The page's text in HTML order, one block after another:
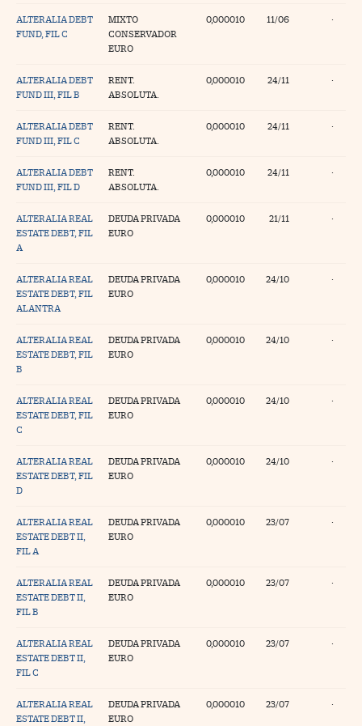
ALTERALIA DEBT
FUND, FIL C
MIXTO
CONSERVADOR
EURO
0,000010 11/06 ·
ALTERALIA DEBT
FUND III, FIL B
RENT.
ABSOLUTA.
0,000010 24/11 ·
ALTERALIA DEBT
FUND III, FIL C
RENT.
ABSOLUTA.
0,000010 24/11 ·
ALTERALIA DEBT
FUND III, FIL D
RENT.
ABSOLUTA.
0,000010 24/11 ·
ALTERALIA REAL
ESTATE DEBT, FIL
A
DEUDA PRIVADA
EURO
0,000010 21/11 ·
ALTERALIA REAL
ESTATE DEBT, FIL
ALANTRA
DEUDA PRIVADA
EURO
0,000010 24/10 ·
ALTERALIA REAL
ESTATE DEBT, FIL
B
DEUDA PRIVADA
EURO
0,000010 24/10 ·
ALTERALIA REAL
ESTATE DEBT, FIL
C
DEUDA PRIVADA
EURO
0,000010 24/10 ·
ALTERALIA REAL
ESTATE DEBT, FIL
D
DEUDA PRIVADA
EURO
0,000010 24/10 ·
ALTERALIA REAL
ESTATE DEBT II,
FIL A
DEUDA PRIVADA
EURO
0,000010 23/07 ·
ALTERALIA REAL
ESTATE DEBT II,
FIL B
DEUDA PRIVADA
EURO
0,000010 23/07 ·
ALTERALIA REAL
ESTATE DEBT II,
FIL C
DEUDA PRIVADA
EURO
0,000010 23/07 ·
ALTERALIA REAL
ESTATE DEBT II,
DEUDA PRIVADA
EURO
0,000010 23/07 ·